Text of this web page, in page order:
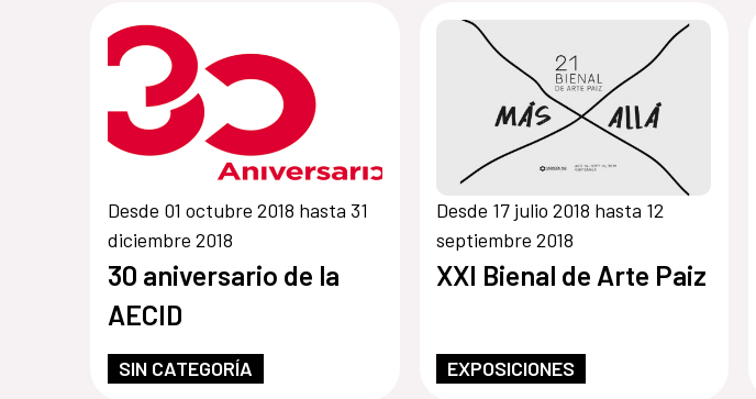
Desde 01 octubre 2018 hasta 31
diciembre 2018
30 aniversario de la
AECID
SIN CATEGORÍA
Desde 17 julio 2018 hasta 12
septiembre 2018
XXI Bienal de Arte Paiz
EXPOSICIONES